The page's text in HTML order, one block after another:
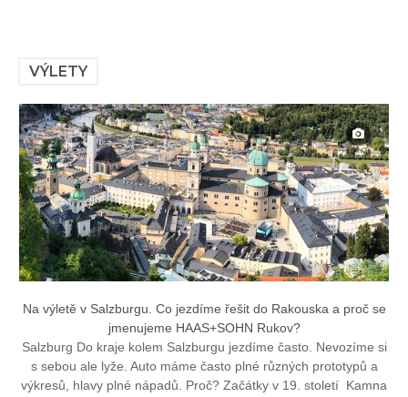
VÝLETY
Na výletě v Salzburgu. Co jezdíme řešit do Rakouska a proč se
jmenujeme HAAS+SOHN Rukov?
Salzburg Do kraje kolem Salzburgu jezdíme často. Nevozíme si
s sebou ale lyže. Auto máme často plné různých prototypů a
výkresů, hlavy plné nápadů. Proč? Začátky v 19. století Kamna